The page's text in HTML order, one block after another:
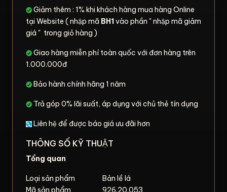
Giảm thêm : 1% khi khách hàng mua hàng Online
tại Website ( nhập mã BH1vào phần " nhập mã giảm
giá " trong giỏ hàng )
Giao hàng miễn phí toàn quốc với đơn hàng trên
1.000.000đ
Bảo hành chính hãng 1 năm
Trả góp 0% lãi suất, áp dụng với chủ thẻ tín dụng
Liên hệ để được báo giá ưu đãi hơn
THÔNG SỐ KỸ THUẬT
Tổng quan
Loại sản phẩm
Bản lề lá
Mã sản phẩm
926.20.053